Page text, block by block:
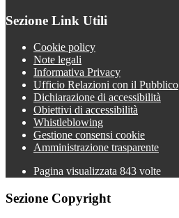
Sezione Link Utili
Cookie policy
Note legali
Informativa Privacy
Ufficio Relazioni con il Pubblico
Dichiarazione di accessibilità
Obiettivi di accessibilità
Whistleblowing
Gestione consensi cookie
Amministrazione trasparente
Pagina visualizzata 843 volte
Sezione Copyright